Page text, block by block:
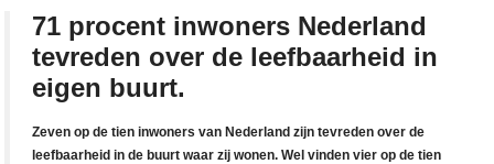
71 procent inwoners Nederland
tevreden over de leefbaarheid in
eigen buurt.
Zeven op de tien inwoners van Nederland zijn tevreden over de
leefbaarheid in de buurt waar zij wonen. Wel vinden vier op de tien